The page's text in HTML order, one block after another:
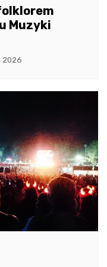
Muzyki
2026